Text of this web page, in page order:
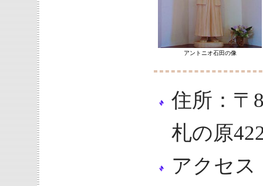
アントニオ石田の像
住所：〒
札の原
アクセ